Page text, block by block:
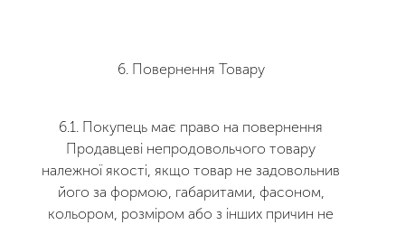
6. Повернення Товару
6.1. Покупець має право на повернення
Продавцеві непродовольчого товару
належної якості, якщо товар не задовольнив
його за формою, габаритами, фасоном,
кольором, розміром або з інших причин не